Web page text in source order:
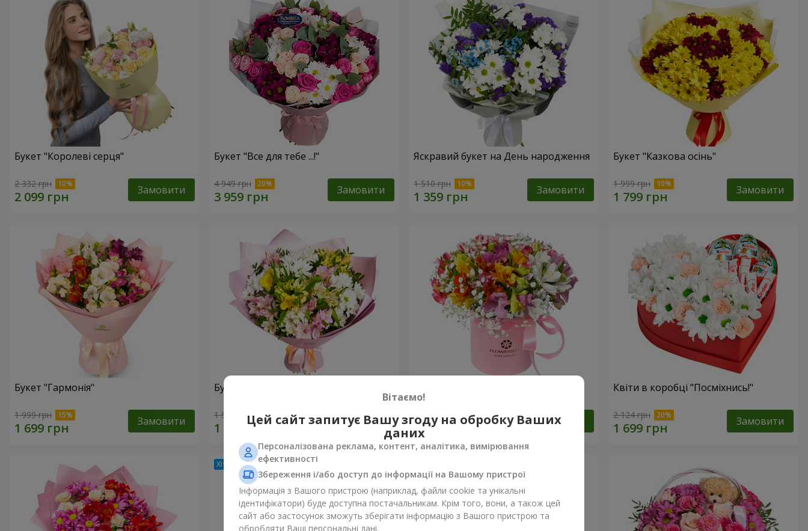
Букет "Королеві серця"
2 332 грн Замовити
Букет "Все для тебе ...!"
4 949 грн Замовити
Яскравий букет на День народження
1 510 грн Замовити
Букет "Казкова осінь"
1 999 грн Замовити
Букет "Гармонія"
1 999 грн Замовити
Букет квітів "Чудовий настрій"
1 510 грн Замовити 1 952 грн Замовити
Квіти в коробці "Посміхнись!"
2 124 грн Замовити
Вітаємо!
Цей сайт запитує Вашу згоду на обробку Ваших
даних
Персоналізована реклама, контент, аналітика, вимірювання
ефективності
Збереження і/або доступ до інформації на Вашому пристрої
Інформація з Вашого пристрою (наприклад, файли cookie та унікальні
ідентифікатори) буде доступна постачальникам. Крім того, вони, а також цей
сайт або застосунок зможуть зберігати інформацію з Вашого пристрою та
обробляти Ваші персональні дані.